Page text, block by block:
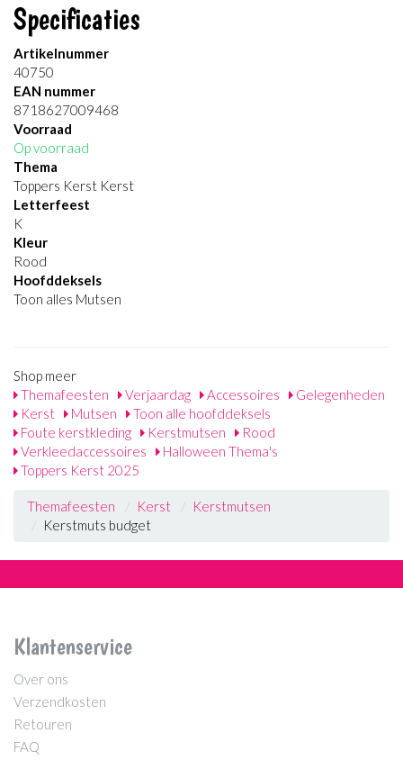
Specificaties
Artikelnummer
40750
EAN nummer
8718627009468
Voorraad
Op voorraad
Thema
Toppers Kerst Kerst
Letterfeest
K
Kleur
Rood
Hoofddeksels
Toon alles Mutsen
Shop meer
Themafeesten
Verjaardag Accessoires
Gelegenheden
Kerst
Mutsen
Toon alle hoofddeksels
Foute kerstkleding
Kerstmutsen
Rood
Verkleedaccessoires
Halloween Thema's
Toppers Kerst 2025
Themafeesten Kerst
Kerstmutsen
Kerstmuts budget
Klantenservice
Over ons
Verzendkosten
Retouren
FAQ